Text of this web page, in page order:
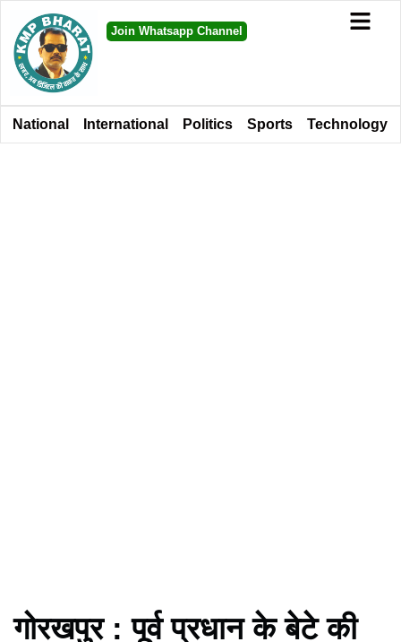
Join Whatsapp Channel
National International Politics Sports Technology
गोरखपुर : पूर्व प्रधान के बेटे की